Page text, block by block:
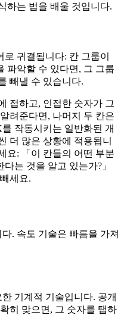
하는 법을 배울 것입니다.
귀결됩니다: 칸 그룹이
파악할 수 있다면, 그 그룹
빼낼 수 있습니다.
접하고, 인접한 숫자가 그
려준다면, 나머지 두 칸은
작동시키는 일반화된 개
더 많은 상황에 적용됩니
요: 「이 칸들의 어떤 부분
는 것을 알고 있는가?」
세요.
. 속도 기술은 빠름을 가져
기계적 기술입니다. 공개
히 맞으면, 그 숫자를 탭하